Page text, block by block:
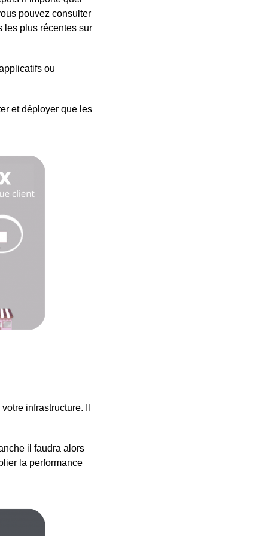
pouvez consulter
les plus récentes sur
ou
et déployer que les
infrastructure. Il
il faudra alors
la performance